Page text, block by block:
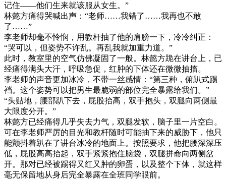
记住——他们生来就该服从女生。”
林懿方痛得哭喊出声：“老师……我错了……我再也不敢
了……”
李老师却毫不怜悯，用教杆抽了他的肩膀一下，冷冷纠正：
“哭可以，但姿势不许乱。再乱我就加重力道。”
此时，教室里的空气仿佛凝固了一般。林懿方跪在讲台上，已
经痛得满头大汗，呼吸急促，红肿的下体还在微微抽搐。
李老师的声音更加冰冷，不带一丝感情：“第三种，俯趴式踢
裆。这个姿势可以把男生最脆弱的部位完全暴露给我们。”
“头贴地，腰部趴下去，屁股抬高，双手抱头，双腿向两侧最
大限度分开。”
林懿方已经痛得几乎失去力气，双腿发软，脑子里一片空白。
可在李老师严厉的目光和教杆随时可能抽下来的威胁下，他只
能颤抖着趴在了讲台冰冷的地面上。按照要求，他把腰深深压
低，屁股高高抬起，双手紧紧抱住脑袋，双腿拼命向两侧岔
开。那对已经被踢得又红又肿的卵蛋，以及整个下体，就这样
毫无保留地从身后完全暴露在全班同学眼前。